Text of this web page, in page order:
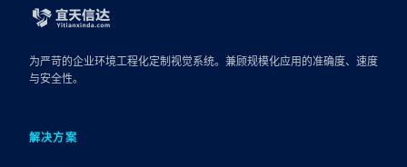
为严苛的企业环境工程化定制视觉系统。兼顾规模化应用的准确度、速度
与安全性。
解决方案